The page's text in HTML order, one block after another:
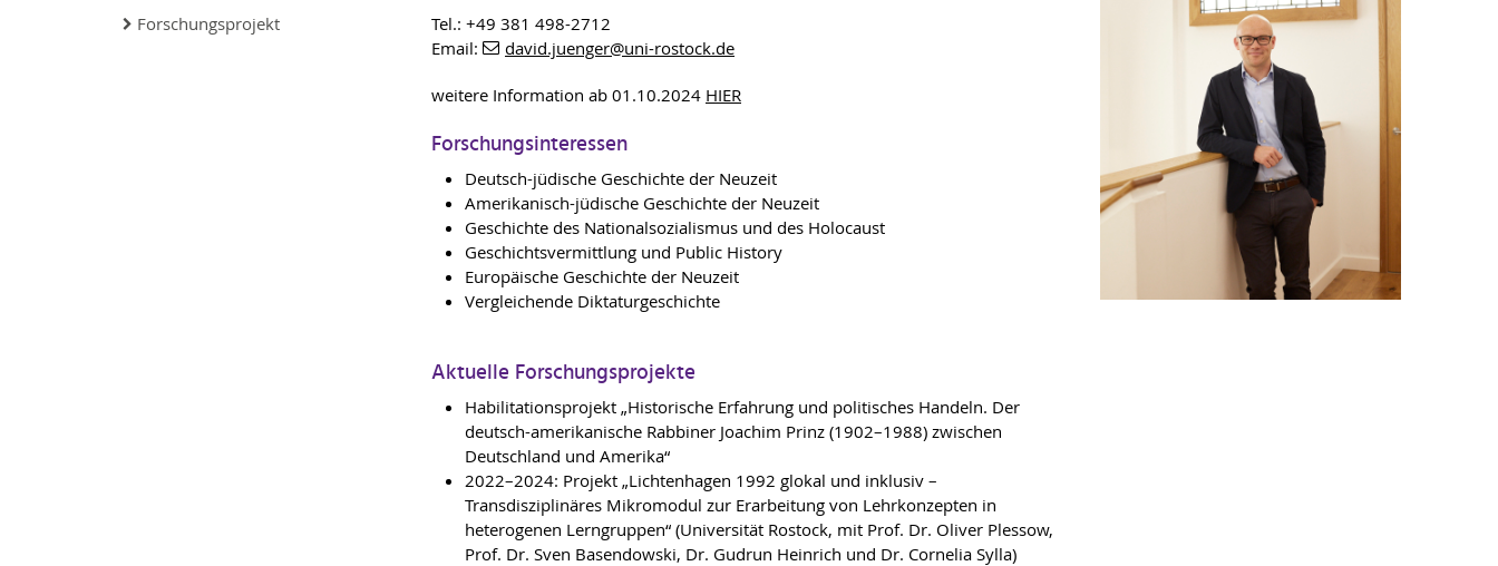
Forschungsprojekt
Tel.: +49 381 498-2712
Email:
david.juenger@uni-rostock.de
weitere Information ab 01.10.2024 HIER
Forschungsinteressen
Deutsch-jüdische Geschichte der Neuzeit
Amerikanisch-jüdische Geschichte der Neuzeit
Geschichte des Nationalsozialismus und des Holocaust
Geschichtsvermittlung und Public History
Europäische Geschichte der Neuzeit
Vergleichende Diktaturgeschichte
Aktuelle Forschungsprojekte
Habilitationsprojekt „Historische Erfahrung und politisches Handeln. Der
deutsch-amerikanische Rabbiner Joachim Prinz (1902–1988) zwischen
Deutschland und Amerika“
2022–2024: Projekt „Lichtenhagen 1992 glokal und inklusiv –
Transdisziplinäres Mikromodul zur Erarbeitung von Lehrkonzepten in
heterogenen Lerngruppen“ (Universität Rostock, mit Prof. Dr. Oliver Plessow,
Prof. Dr. Sven Basendowski, Dr. Gudrun Heinrich und Dr. Cornelia Sylla)